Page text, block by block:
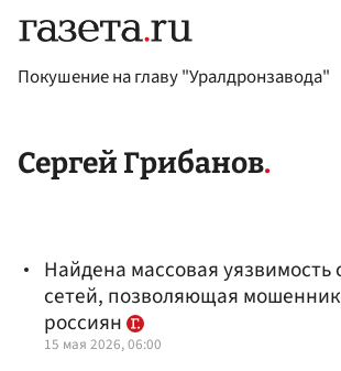
Покушение на главу "Уралдронзавода"
Сергей Грибанов
Найдена массовая уязвимость
сетей, позволяющая
россиян
15 мая 2026, 06:00